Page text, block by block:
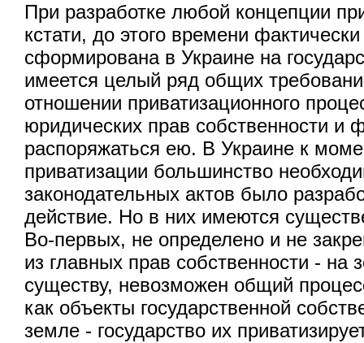
При разработке любой концепции
кстати, до этого времени
сформирована в Украине на
имеется целый ряд общих
отношении приватизационного
юридических прав собственности и
распоряжаться ею. В Украине к
приватизации большинство
законодательных актов было
действие. Но в них имеются
Во-первых, не определено и не
из главных прав собственности - на
существу, невозможен общий
как объекты государственной
земле - государство их